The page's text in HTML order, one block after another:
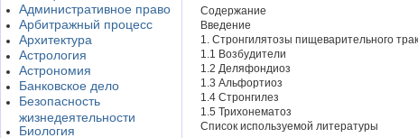
Административное право
Арбитражный процесс
Архитектура
Астрология
Астрономия
Банковское дело
Безопасность
жизнедеятельности
Биология
Содержание
Введение
1. Стронгилятозы пищеварительного
1.1 Возбудители
1.2 Деляфондиоз
1.3 Альфортиоз
1.4 Стронгилез
1.5 Трихонематоз
Список используемой литературы